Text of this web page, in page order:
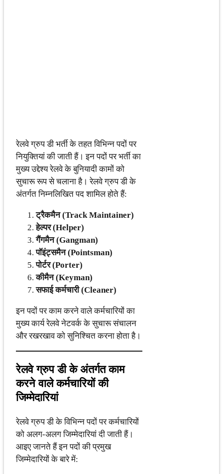
रेलवे ग्रुप डी भर्ती के तहत विभिन्न पदों पर
नियुक्तियां की जाती हैं। इन पदों पर भर्ती का
मुख्य उद्देश्य रेलवे के बुनियादी कामों को
सुचारू रूप से चलाना है। रेलवे ग्रुप डी के
अंतर्गत निम्नलिखित पद शामिल होते हैं:
ट्रैकमैन (Track Maintainer)
हेल्पर (Helper)
गैंगमैन (Gangman)
पॉइंट्समैन (Pointsman)
पोर्टर (Porter)
कीमैन (Keyman)
सफाई कर्मचारी (Cleaner)
इन पदों पर काम करने वाले कर्मचारियों का
मुख्य कार्य रेलवे नेटवर्क के सुचारू संचालन
और रखरखाव को सुनिश्चित करना होता है।
रेलवे ग्रुप डी के अंतर्गत काम
करने वाले कर्मचारियों की
जिम्मेदारियां
रेलवे ग्रुप डी के विभिन्न पदों पर कर्मचारियों
को अलग-अलग जिम्मेदारियां दी जाती हैं।
आइए जानते हैं इन पदों की प्रमुख
जिम्मेदारियों के बारे में: